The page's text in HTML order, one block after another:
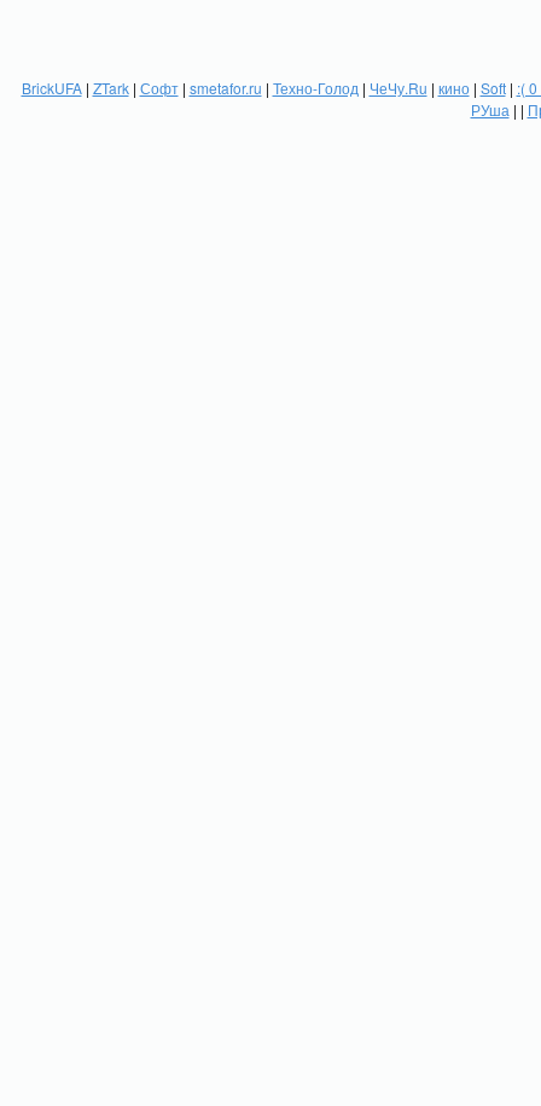
BrickUFA| ZTark| Софт| smetafor.ru | Техно-Голод | ЧеЧу.Ru | кино| Soft| :(
РУша | |